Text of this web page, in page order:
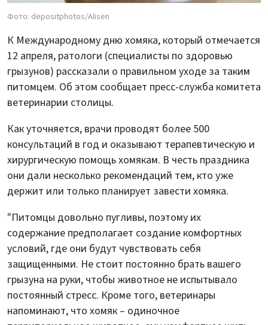
Фото: depositphotos/Alisen
К Международному дню хомяка, который отмечается
12 апреля, ратологи (специалисты по здоровью
грызунов) рассказали о правильном уходе за таким
питомцем. Об этом сообщает пресс-служба комитета
ветеринарии столицы.
Как уточняется, врачи проводят более 500
консультаций в год и оказывают терапевтическую и
хирургическую помощь хомякам. В честь праздника
они дали несколько рекомендаций тем, кто уже
держит или только планирует завести хомяка.
"Питомцы довольно пугливы, поэтому их
содержание предполагает создание комфортных
условий, где они будут чувствовать себя
защищенными. Не стоит постоянно брать вашего
грызуна на руки, чтобы животное не испытывало
постоянный стресс. Кроме того, ветеринары
напоминают, что хомяк – одиночное